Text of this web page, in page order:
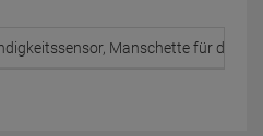
Manschette für den